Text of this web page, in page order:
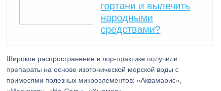
гортани и вылечить
народными
средствами?
Широкое распространение в лор-практике получили
препараты на основе изотонической морской воды с
примесями полезных микроэлементов: «Аквамарис»,